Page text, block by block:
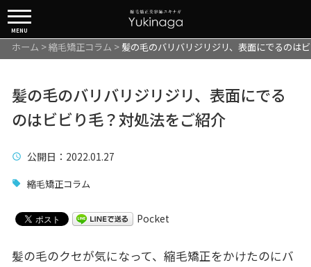
MENU
ホーム >縮毛矯正コラム > 髪の毛のバリバリジリジリ、表面にでるのは
髪の毛のバリバリジリジリ、表面にでる
のはビビり毛？対処法をご紹介
公開日 ：2022.01.27
縮毛矯正コラム
Pocket
髪の毛のクセが気になって、縮毛矯正をかけたのにバ